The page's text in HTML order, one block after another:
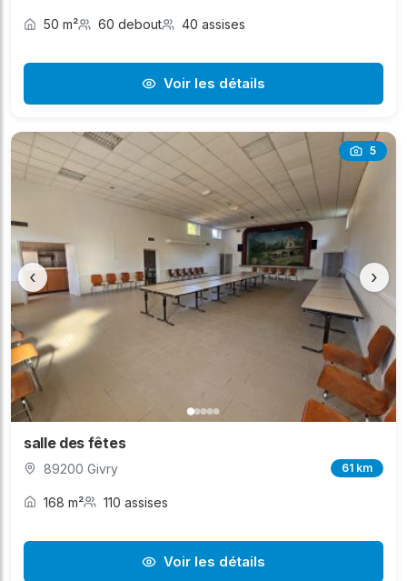
50 m² 60 debout 40 assises
Voir les détails
5
‹ ›
salle des fêtes
89200 Givry 61 km
168 m² 110 assises
Voir les détails